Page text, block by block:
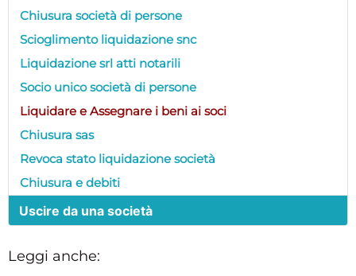
Chiusura società di persone
Scioglimento liquidazione snc
Liquidazione srl atti notarili
Socio unico società di persone
Liquidare e Assegnare i beni ai soci
Chiusura sas
Revoca stato liquidazione società
Chiusura e debiti
Uscire da una società
Leggi anche: